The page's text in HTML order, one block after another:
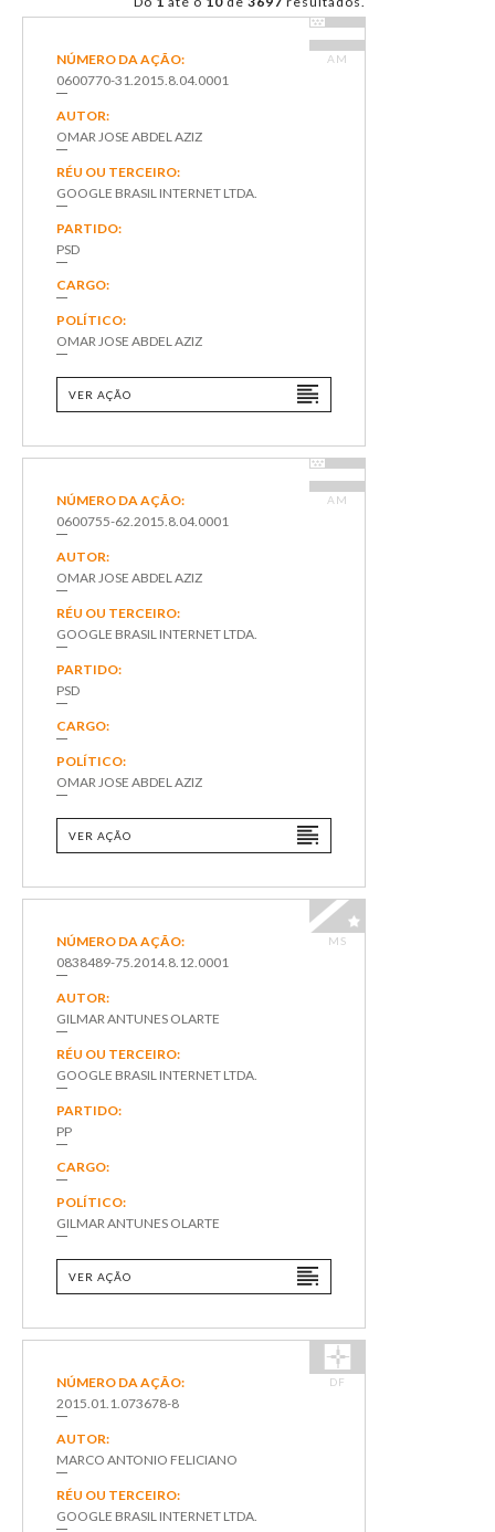
AM
NÚMERO DA AÇÃO:
0600770-31.2015.8.04.0001
AUTOR:
OMAR JOSE ABDEL AZIZ
RÉU OU TERCEIRO:
GOOGLE BRASIL INTERNET LTDA.
PARTIDO:
PSD
CARGO:
POLÍTICO:
OMAR JOSE ABDEL AZIZ
VER AÇÃO
AM
NÚMERO DA AÇÃO:
0600755-62.2015.8.04.0001
AUTOR:
OMAR JOSE ABDEL AZIZ
RÉU OU TERCEIRO:
GOOGLE BRASIL INTERNET LTDA.
PARTIDO:
PSD
CARGO:
POLÍTICO:
OMAR JOSE ABDEL AZIZ
VER AÇÃO
MS
NÚMERO DA AÇÃO:
0838489-75.2014.8.12.0001
AUTOR:
GILMAR ANTUNES OLARTE
RÉU OU TERCEIRO:
GOOGLE BRASIL INTERNET LTDA.
PARTIDO:
PP
CARGO:
POLÍTICO:
GILMAR ANTUNES OLARTE
VER AÇÃO
DF
NÚMERO DA AÇÃO:
2015.01.1.073678-8
AUTOR:
MARCO ANTONIO FELICIANO
RÉU OU TERCEIRO:
GOOGLE BRASIL INTERNET LTDA.